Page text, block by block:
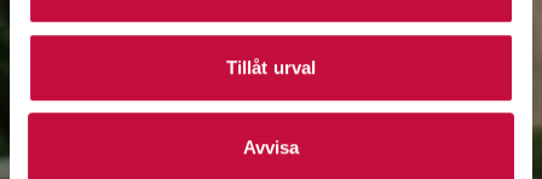
Tillåt urval
Avvisa